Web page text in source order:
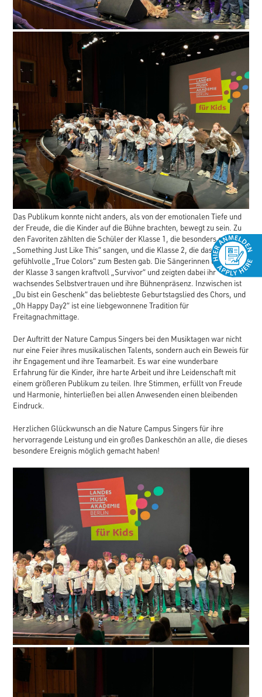
Das Publikum konnte nicht anders, als von der emotionalen Tiefe und
der Freude, die die Kinder auf die Bühne brachten, bewegt zu sein. Zu
den Favoriten zählten die Schüler der Klasse 1, die besonders gerne
„Something Just Like This“ sangen, und die Klasse 2, die das
gefühlvolle „True Colors“ zum Besten gab. Die Sängerinnen und Sänger
der Klasse 3 sangen kraftvoll „Survivor“ und zeigten dabei ihr
wachsendes Selbstvertrauen und ihre Bühnenpräsenz. Inzwischen ist
„Du bist ein Geschenk“ das beliebteste Geburtstagslied des Chors, und
„Oh Happy Day2“ ist eine liebgewonnene Tradition für
Freitagnachmittage.
Der Auftritt der Nature Campus Singers bei den Musiktagen war nicht
nur eine Feier ihres musikalischen Talents, sondern auch ein Beweis für
ihr Engagement und ihre Teamarbeit. Es war eine wunderbare
Erfahrung für die Kinder, ihre harte Arbeit und ihre Leidenschaft mit
einem größeren Publikum zu teilen. Ihre Stimmen, erfüllt von Freude
und Harmonie, hinterließen bei allen Anwesenden einen bleibenden
Eindruck.
Herzlichen Glückwunsch an die Nature Campus Singers für ihre
hervorragende Leistung und ein großes Dankeschön an alle, die dieses
besondere Ereignis möglich gemacht haben!